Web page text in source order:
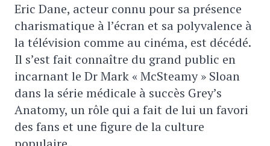
Eric Dane, acteur connu pour sa présence
charismatique à l’écran et sa polyvalence à
la télévision comme au cinéma, est décédé.
Il s’est fait connaître du grand public en
incarnant le Dr Mark « McSteamy » Sloan
dans la série médicale à succès Grey’s
Anatomy, un rôle qui a fait de lui un favori
des fans et une figure de la culture